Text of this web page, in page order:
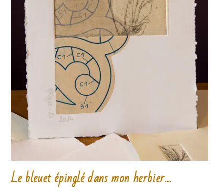
Le bleuet épinglé dans mon herbier…